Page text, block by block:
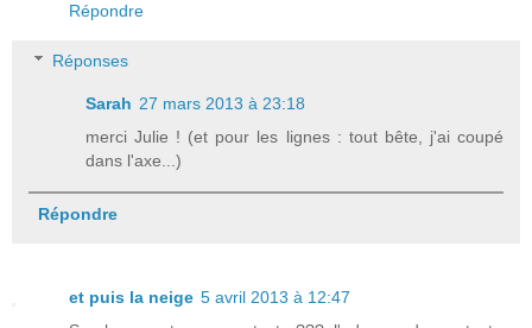
Répondre
Réponses
Sarah 27 mars 2013 à 23:18
merci Julie ! (et pour les lignes : tout bête, j'ai coupé
dans l'axe...)
Répondre
et puis la neige 5 avril 2013 à 12:47